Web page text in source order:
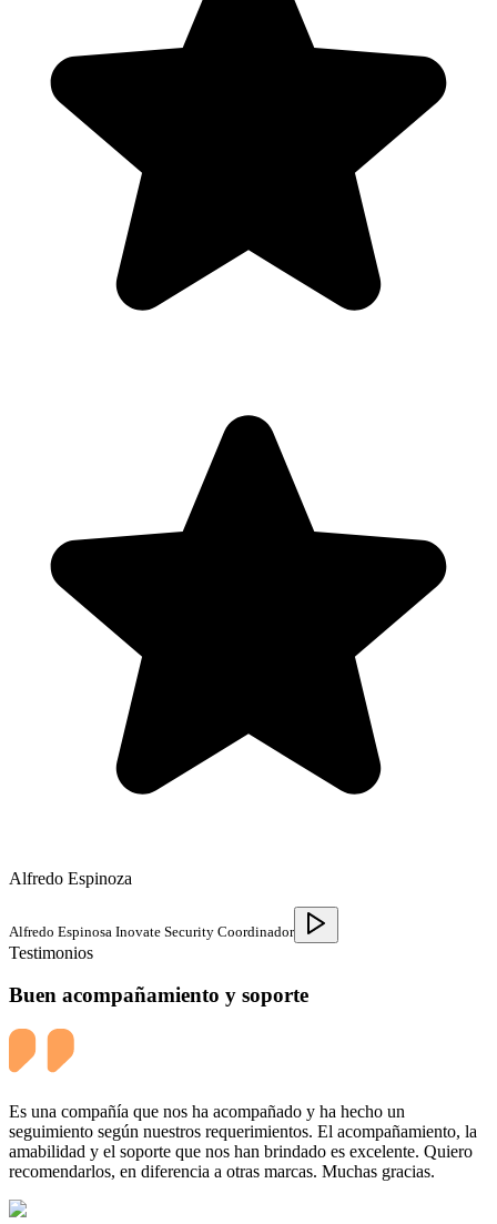
Alfredo Espinoza
Alfredo Espinosa Inovate Security Coordinador
Testimonios
Buen acompañamiento y soporte
Es una compañía que nos ha acompañado y ha hecho un
seguimiento según nuestros requerimientos. El acompañamiento, la
amabilidad y el soporte que nos han brindado es excelente. Quiero
recomendarlos, en diferencia a otras marcas. Muchas gracias.